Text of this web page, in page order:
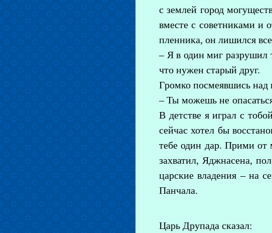
с землей город
вместе с советниками и
пленника, он лишился
– Я в один миг разрушил
что нужен старый друг.
Громко посмеявшись
– Ты можешь не
В детстве я играл с
сейчас хотел бы
тебе один дар. Прими от
захватил, Яджнасена,
царские владения – на
Панчала.
Царь Друпада сказал: